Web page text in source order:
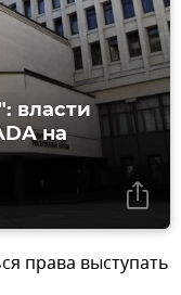
власти
на
права выступать